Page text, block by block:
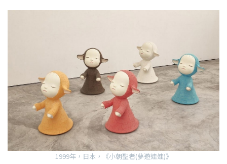
1999年，日本，《小朝聖者(夢遊娃娃)》